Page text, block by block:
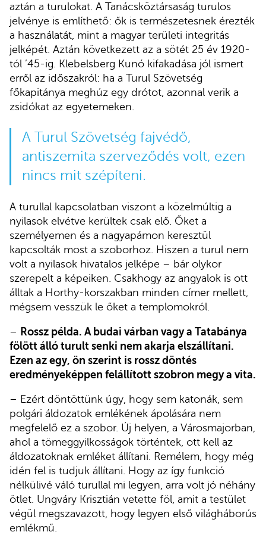
aztán a turulokat. A Tanácsköztársaság turulos
jelvénye is említhető: ők is természetesnek érezték
a használatát, mint a magyar területi integritás
jelképét. Aztán következett az a sötét 25 év 1920-
tól ’45-ig. Klebelsberg Kunó kifakadása jól ismert
erről az időszakról: ha a Turul Szövetség
főkapitánya meghúz egy drótot, azonnal verik a
zsidókat az egyetemeken.
A Turul Szövetség fajvédő,
antiszemita szerveződés volt, ezen
nincs mit szépíteni.
A turullal kapcsolatban viszont a közelmúltig a
nyilasok elvétve kerültek csak elő. Őket a
személyemen és a nagyapámon keresztül
kapcsolták most a szoborhoz. Hiszen a turul nem
volt a nyilasok hivatalos jelképe – bár olykor
szerepelt a képeiken. Csakhogy az angyalok is ott
álltak a Horthy-korszakban minden címer mellett,
mégsem vesszük le őket a templomokról.
– Rossz példa. A budai várban vagy a Tatabánya
fölött álló turult senki nem akarja elszállítani.
Ezen az egy, ön szerint is rossz döntés
eredményeképpen felállított szobron megy a vita.
– Ezért döntöttünk úgy, hogy sem katonák, sem
polgári áldozatok emlékének ápolására nem
megfelelő ez a szobor. Új helyen, a Városmajorban,
ahol a tömeggyilkosságok történtek, ott kell az
áldozatoknak emléket állítani. Remélem, hogy még
idén fel is tudjuk állítani. Hogy az így funkció
nélkülivé váló turullal mi legyen, arra volt jó néhány
ötlet. Ungváry Krisztián vetette föl, amit a testület
végül megszavazott, hogy legyen első világháborús
emlékmű.